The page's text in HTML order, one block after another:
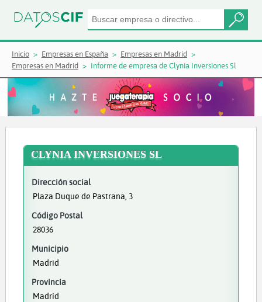
Inicio Empresas en España
Empresas en Madrid
Empresas en Madrid
Informe de empresa de Clynia Inversiones Sl
CLYNIA INVERSIONES SL
Dirección social
Plaza Duque de Pastrana, 3
Código Postal
28036
Municipio
Madrid
Provincia
Madrid